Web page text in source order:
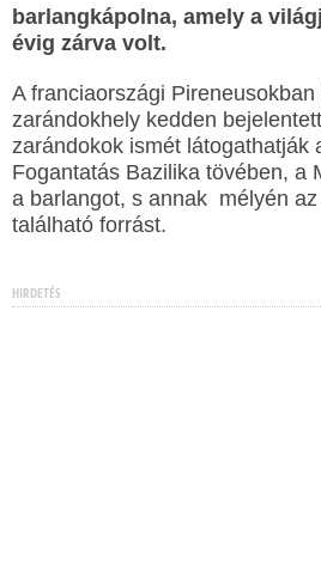
barlangkápolna, amely a
évig zárva volt.
A franciaországi
zarándokhely kedden
zarándokok ismét látogathatják
Fogantatás Bazilika tövében, a
a barlangot, s annak mélyén
található forrást.
HIRDETÉS